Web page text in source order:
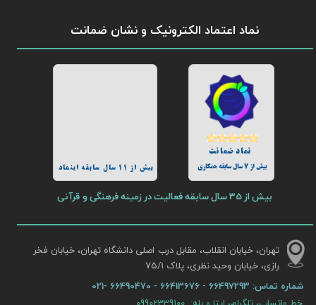
نماد اعتماد الکترونیک و نشان ضمانت
بیش از 11 سال سابقه اینماد
بیش از 35 سال سابقه فعالیت در زمینه فرهنگی و قرآنی
بیش از 7 سال سابقه همکاری
تهران، خیابان انقلاب، مقابل درب اصلی دانشگاه تهران، خیابان فخر
رازی، خیابان وحید نظری، پلاک ۷۵/۱​​​​​​​
شماره تماس: